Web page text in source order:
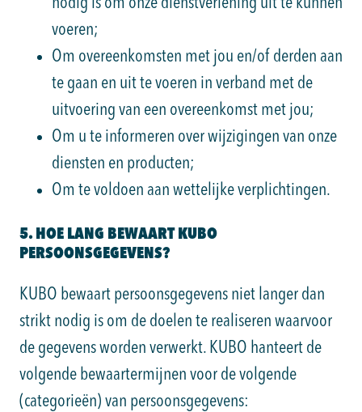
voeren;
Om overeenkomsten met jou en/of derden aan
te gaan en uit te voeren in verband met de
uitvoering van een overeenkomst met jou;
Om u te informeren over wijzigingen van onze
diensten en producten;
Om te voldoen aan wettelijke verplichtingen.
5. HOE LANG BEWAART KUBO
PERSOONSGEGEVENS?
KUBO bewaart persoonsgegevens niet langer dan
strikt nodig is om de doelen te realiseren waarvoor
de gegevens worden verwerkt. KUBO hanteert de
volgende bewaartermijnen voor de volgende
(categorieën) van persoonsgegevens: